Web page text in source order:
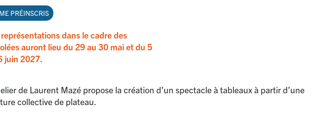
PRÉINSCRIS
représentations dans le cadre des
auront lieu du 29 au 30 mai et du 5
juin 2027.
de Laurent Mazé propose la création d’un spectacle à tableaux à partir d’une
collective de plateau.